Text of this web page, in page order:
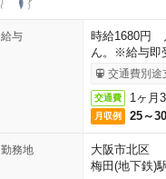
給与
時給1680円
ん。※給与即
交通費別途
交通費 1ヶ月
月収例 25～
勤務地
大阪市北区
梅田(地下鉄)